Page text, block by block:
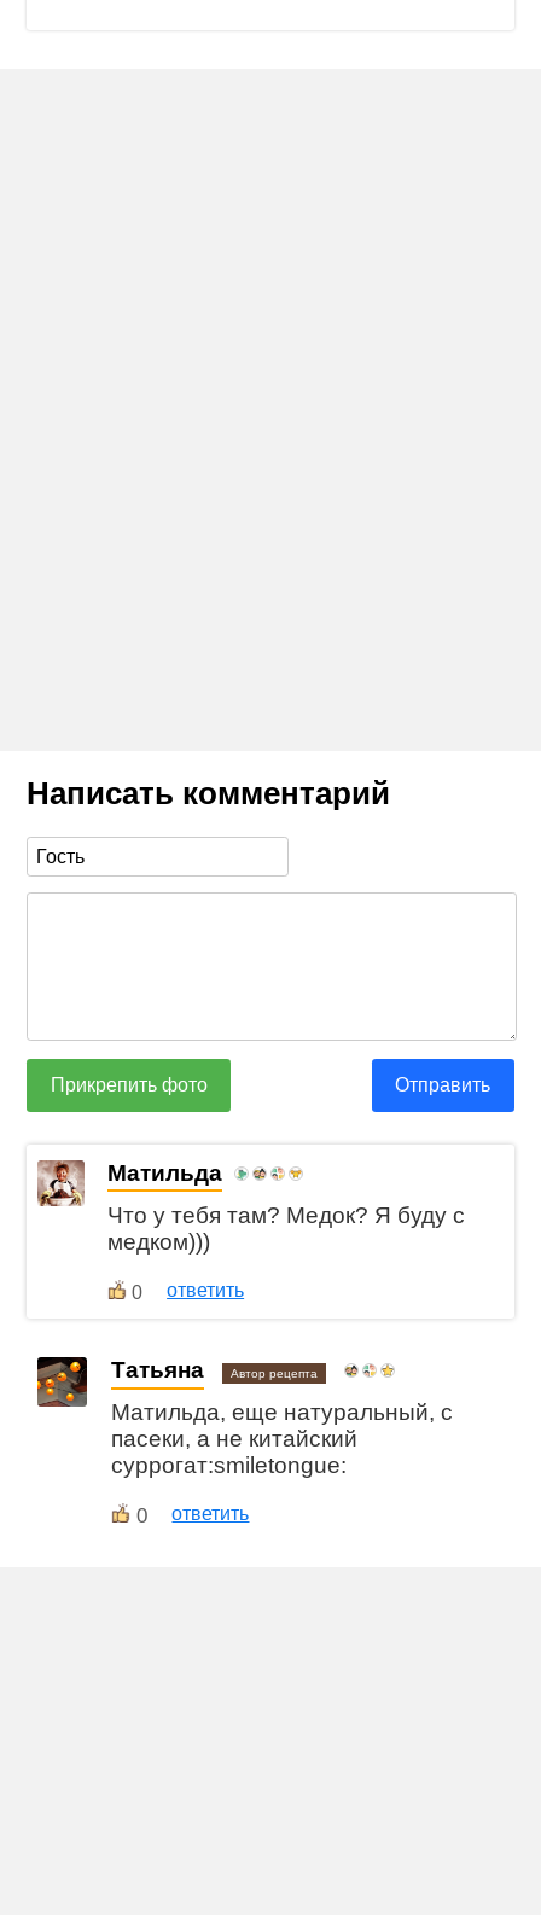
Написать комментарий
Прикрепить фото Отправить
Матильда
Что у тебя там? Медок? Я буду с
медком)))
0 ответить
Татьяна Автор рецепта
Матильда, еще натуральный, с
пасеки, а не китайский
суррогат:smiletongue:
0 ответить